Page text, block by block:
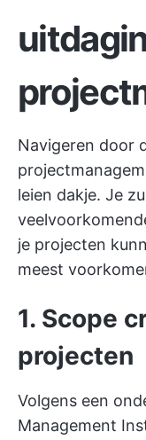
Navigeren door
leien dakje. Je
je projecten
meest
1. Scope
projecten
Volgens een
Management